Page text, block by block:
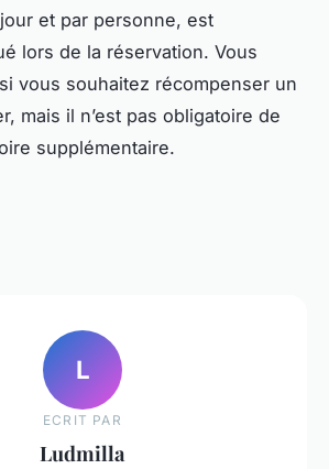
et par personne, est
lors de la réservation. Vous
vous souhaitez récompenser un
mais il n’est pas obligatoire de
supplémentaire.
L
ECRIT PAR
Ludmilla